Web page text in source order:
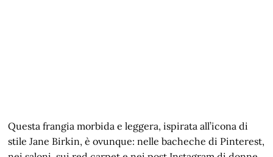
Questa frangia morbida e leggera, ispirata all’icona di
stile Jane Birkin, è ovunque: nelle bacheche di Pinterest,